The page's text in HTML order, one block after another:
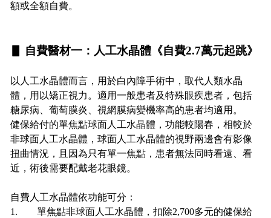
額或全額自費。
▋ 自費醫材一：人工水晶體《自費2.7萬元起跳》
以人工水晶體而言，用於白內障手術中，取代人類水晶
體，用以矯正視力。適用一般患者及特殊眼疾患者，包括
糖尿病、葡萄膜炎、視網膜病變機率高的患者均適用。
健保給付的單焦點球面人工水晶體，功能較陽春，相較於
非球面人工水晶體，球面人工水晶體的視野兩邊會有影像
扭曲情況，且因為只有單一焦點，患者無法同時看遠、看
近，術後需要配戴老花眼鏡。
自費人工水晶體依功能可分：
1. 單焦點非球面人工水晶體，扣除2,700多元的健保給